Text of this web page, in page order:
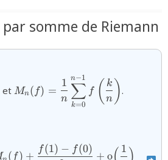
somme de Riemann
et
{M_{n}(f)=\dfrac{1}{n}
\displaystyle\sum_{k=0}^{n-
1}f\left(\dfrac{k}{n}\right)}
Mn ( f) =
n
1
k=0
∑
n−1
f ( n
k ).
( f) +
f(1) − f(0)
+ o
1